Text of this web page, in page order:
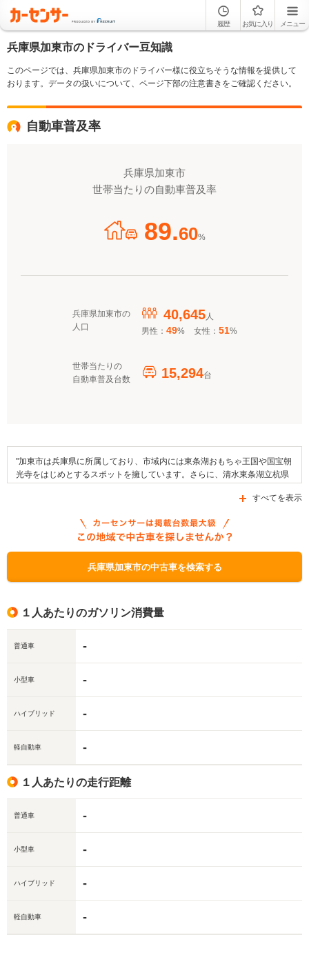
履歴 お気に入り メニュー
兵庫県加東市のドライバー豆知識
このページでは、兵庫県加東市のドライバー様に役立ちそうな情報を提供して
おります。データの扱いについて、ページ下部の注意書きをご確認ください。
自動車普及率
兵庫県加東市
世帯当たりの自動車普及率
89.60%
兵庫県加東市の
人口
40,645人
男性： 49% 女性： 51%
世帯当たりの
自動車普及台数
15,294台
"加東市は兵庫県に所属しており、市域内には東条湖おもちゃ王国や国宝朝
光寺をはじめとするスポットを擁しています。さらに、清水東条湖立杭県
げることができます。市内で開催されるイベントとしては、佐保神社「佐
られます。また、この地域には白桃ジャムやはちみつといった名産品があ
ります。国道175号線や国道372号線、あるいは県道567号線といった道路
が通る加東市には、西日本旅客鉄道・加古川線の停車駅が設置されていま
す。なお、加東市では自動車補助金制度の給付が行われており、「運送事
すべてを表示
兵庫県加東市の中古車を検索する
１人あたりのガソリン消費量
普通車 -
小型車 -
ハイブリッド -
軽自動車 -
１人あたりの走行距離
普通車 -
小型車 -
ハイブリッド -
軽自動車 -